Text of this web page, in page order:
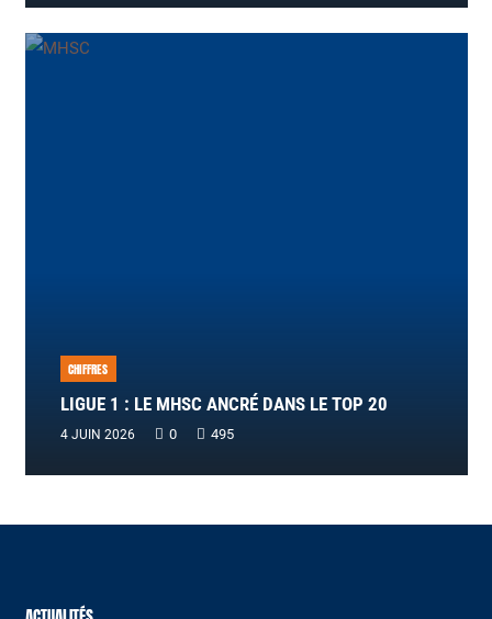
CHIFFRES
LIGUE 1 : LE MHSC ANCRÉ DANS LE TOP 20
4 JUIN 2026 0 495